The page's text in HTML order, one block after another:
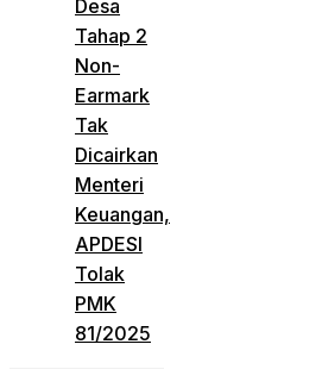
Desa
Tahap 2
Non-
Earmark
Tak
Dicairkan
Menteri
Keuangan,
APDESI
Tolak
PMK
81/2025